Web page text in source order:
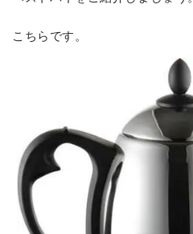
こちらです。